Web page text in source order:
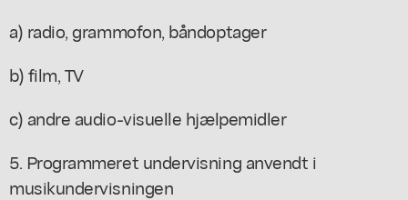
a) radio, grammofon, båndoptager
b) film, TV
c) andre audio-visuelle hjælpemidler
5. Programmeret undervisning anvendt i
musikundervisningen